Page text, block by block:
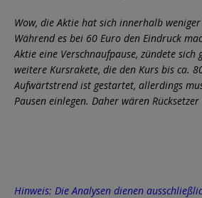
Wow, die Aktie hat sich innerhalb
Während es bei 60 Euro den Eindruck
Aktie eine Verschnaufpause, zündete sich
weitere Kursrakete, die den Kurs bis ca.
Aufwärtstrend ist gestartet, allerdings
Pausen einlegen. Daher wären
Hinweis: Die Analysen dienen